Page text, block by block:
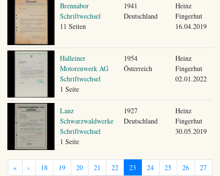
Brennabor
Schriftwechsel
11 Seiten
1941
Deutschland
Heinz
Fingerhut
16.04.2019
Halleiner
Motorenwerk AG
Schriftwechsel
1 Seite
1954
Österreich
Heinz
Fingerhut
02.01.2022
Lanz
Schwarzwaldwerke
Schriftwechsel
1 Seite
1927
Deutschland
Heinz
Fingerhut
30.05.2019
« ‹ 18 19 20 21 22 23 24 25 26 27